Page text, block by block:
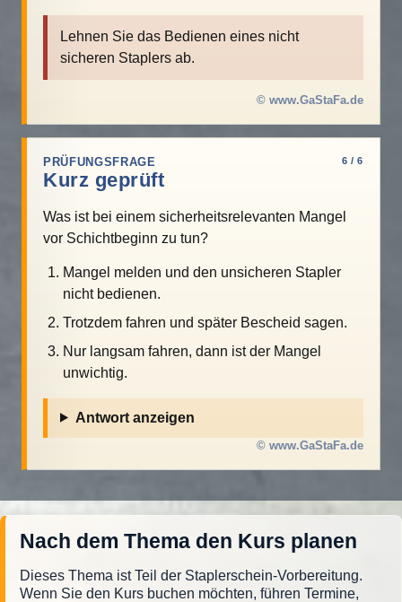
Lehnen Sie das Bedienen eines nicht
sicheren Staplers ab.
© www.GaStaFa.de
PRÜFUNGSFRAGE 6 / 6
Kurz geprüft
Was ist bei einem sicherheitsrelevanten Mangel
vor Schichtbeginn zu tun?
Mangel melden und den unsicheren Stapler
nicht bedienen.
Trotzdem fahren und später Bescheid sagen.
Nur langsam fahren, dann ist der Mangel
unwichtig.
Antwort anzeigen
© www.GaStaFa.de
Nach dem Thema den Kurs planen
Dieses Thema ist Teil der Staplerschein-Vorbereitung.
Wenn Sie den Kurs buchen möchten, führen Termine,